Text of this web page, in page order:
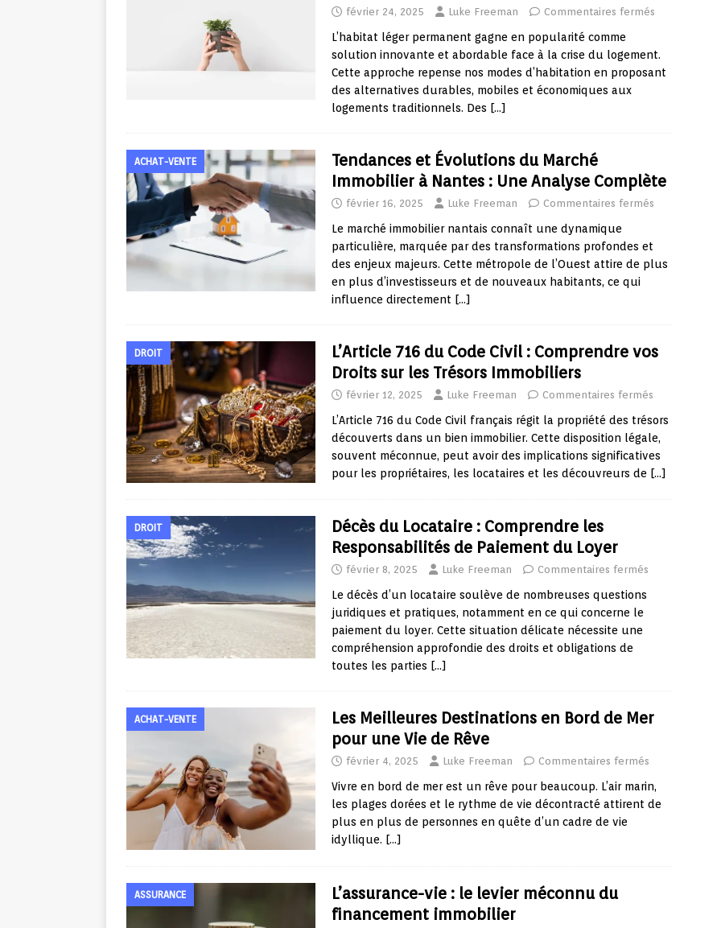
février 24, 2025 Luke Freeman Commentaires fermés
L’habitat léger permanent gagne en popularité comme
solution innovante et abordable face à la crise du logement.
Cette approche repense nos modes d’habitation en proposant
des alternatives durables, mobiles et économiques aux
logements traditionnels. Des […]
ACHAT-VENTE
Tendances et Évolutions du Marché
Immobilier à Nantes : Une Analyse Complète
février 16, 2025 Luke Freeman Commentaires fermés
Le marché immobilier nantais connaît une dynamique
particulière, marquée par des transformations profondes et
des enjeux majeurs. Cette métropole de l’Ouest attire de plus
en plus d’investisseurs et de nouveaux habitants, ce qui
influence directement […]
DROIT
L’Article 716 du Code Civil : Comprendre vos
Droits sur les Trésors Immobiliers
février 12, 2025 Luke Freeman Commentaires fermés
L’Article 716 du Code Civil français régit la propriété des trésors
découverts dans un bien immobilier. Cette disposition légale,
souvent méconnue, peut avoir des implications significatives
pour les propriétaires, les locataires et les découvreurs de […]
DROIT
Décès du Locataire : Comprendre les
Responsabilités de Paiement du Loyer
février 8, 2025 Luke Freeman Commentaires fermés
Le décès d’un locataire soulève de nombreuses questions
juridiques et pratiques, notamment en ce qui concerne le
paiement du loyer. Cette situation délicate nécessite une
compréhension approfondie des droits et obligations de
toutes les parties […]
ACHAT-VENTE
Les Meilleures Destinations en Bord de Mer
pour une Vie de Rêve
février 4, 2025 Luke Freeman Commentaires fermés
Vivre en bord de mer est un rêve pour beaucoup. L’air marin,
les plages dorées et le rythme de vie décontracté attirent de
plus en plus de personnes en quête d’un cadre de vie
idyllique. […]
ASSURANCE
L’assurance-vie : le levier méconnu du
financement immobilier